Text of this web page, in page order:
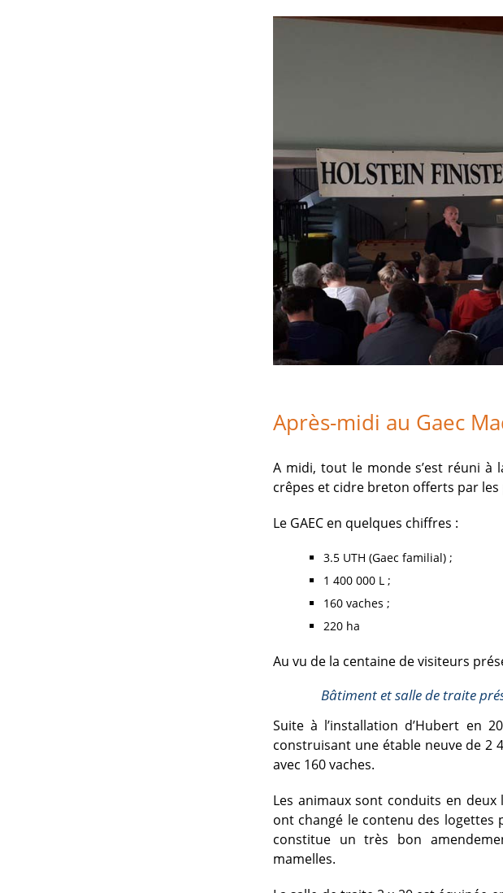
Après-midi au Gaec
A midi, tout le monde s’est réuni à
crêpes et cidre breton offerts par les
Le GAEC en quelques chiffres :
3.5 UTH (Gaec familial) ;
1 400 000 L ;
160 vaches ;
220 ha
Au vu de la centaine de visiteurs
Bâtiment et salle de traite
Suite à l’installation d’Hubert en
construisant une étable neuve de 2
avec 160 vaches.
Les animaux sont conduits en
ont changé le contenu des logettes
constitue un très bon
mamelles.